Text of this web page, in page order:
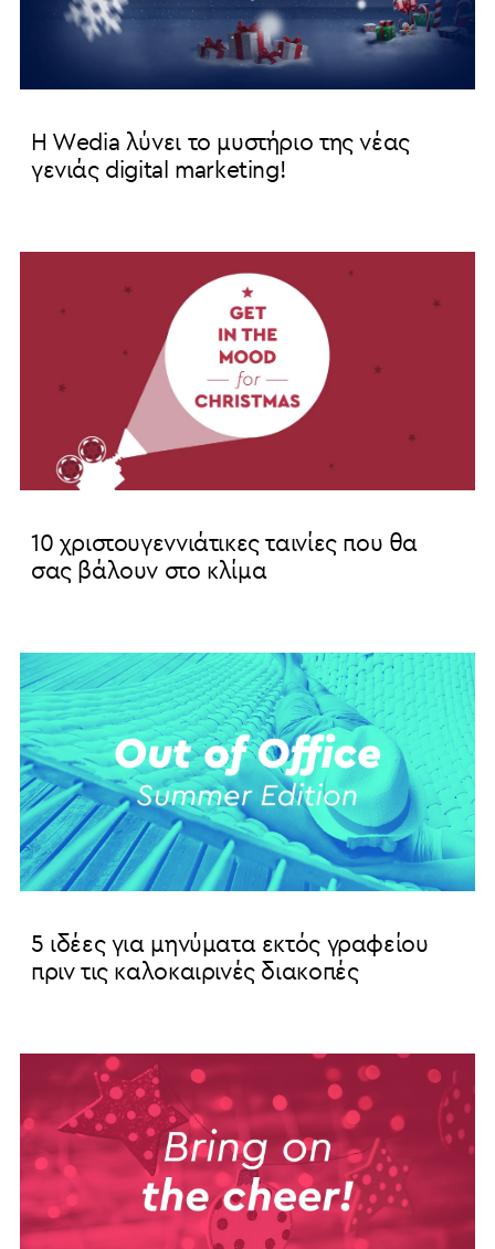
H Wedia λύνει το μυστήριο της νέας
γενιάς digital marketing!
10 χριστουγεννιάτικες ταινίες που θα
σας βάλουν στο κλίμα
5 ιδέες για μηνύματα εκτός γραφείου
πριν τις καλοκαιρινές διακοπές